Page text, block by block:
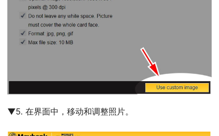
▼5. 在界面中，移动和调整照片。